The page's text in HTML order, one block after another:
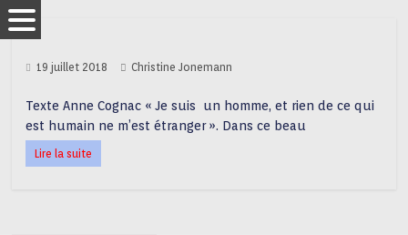
19 juillet 2018 Christine Jonemann
Texte Anne Cognac « Je suis un homme, et rien de ce qui
est humain ne m’est étranger ». Dans ce beau
Lire la suite